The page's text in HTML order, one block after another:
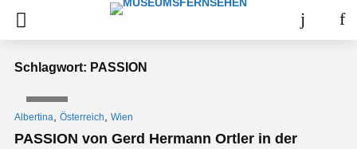
Schlagwort: PASSION
Albertina Österreich Wien
PASSION von Gerd Hermann Ortler in der